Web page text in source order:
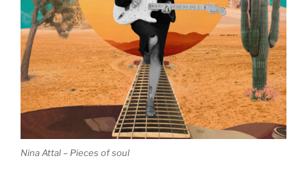
Nina Attal – Pieces of soul